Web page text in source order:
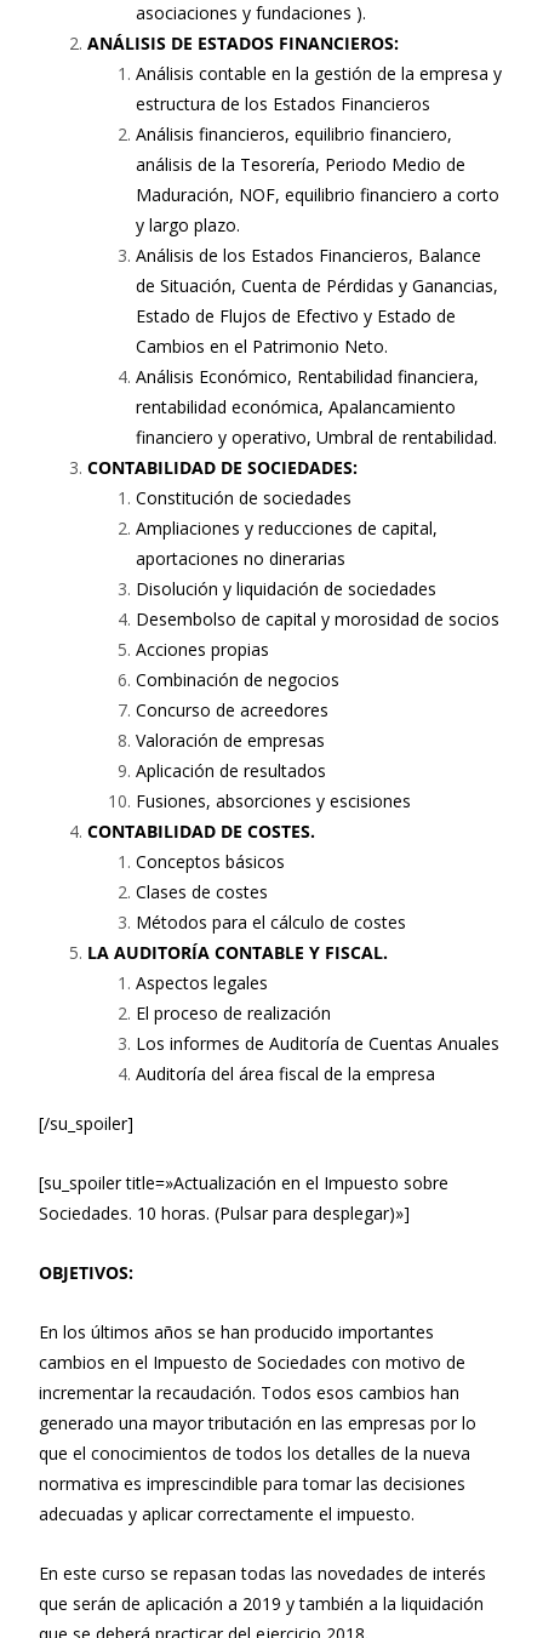
asociaciones y fundaciones ).
ANÁLISIS DE ESTADOS FINANCIEROS:
Análisis contable en la gestión de la empresa y
estructura de los Estados Financieros
Análisis financieros, equilibrio financiero,
análisis de la Tesorería, Periodo Medio de
Maduración, NOF, equilibrio financiero a corto
y largo plazo.
Análisis de los Estados Financieros, Balance
de Situación, Cuenta de Pérdidas y Ganancias,
Estado de Flujos de Efectivo y Estado de
Cambios en el Patrimonio Neto.
Análisis Económico, Rentabilidad financiera,
rentabilidad económica, Apalancamiento
financiero y operativo, Umbral de rentabilidad.
CONTABILIDAD DE SOCIEDADES:
Constitución de sociedades
Ampliaciones y reducciones de capital,
aportaciones no dinerarias
Disolución y liquidación de sociedades
Desembolso de capital y morosidad de socios
Acciones propias
Combinación de negocios
Concurso de acreedores
Valoración de empresas
Aplicación de resultados
Fusiones, absorciones y escisiones
CONTABILIDAD DE COSTES.
Conceptos básicos
Clases de costes
Métodos para el cálculo de costes
LA AUDITORÍA CONTABLE Y FISCAL.
Aspectos legales
El proceso de realización
Los informes de Auditoría de Cuentas Anuales
Auditoría del área fiscal de la empresa
[/su_spoiler]
[su_spoiler title=»Actualización en el Impuesto sobre
Sociedades. 10 horas. (Pulsar para desplegar)»]
OBJETIVOS:
En los últimos años se han producido importantes
cambios en el Impuesto de Sociedades con motivo de
incrementar la recaudación. Todos esos cambios han
generado una mayor tributación en las empresas por lo
que el conocimientos de todos los detalles de la nueva
normativa es imprescindible para tomar las decisiones
adecuadas y aplicar correctamente el impuesto.
En este curso se repasan todas las novedades de interés
que serán de aplicación a 2019 y también a la liquidación